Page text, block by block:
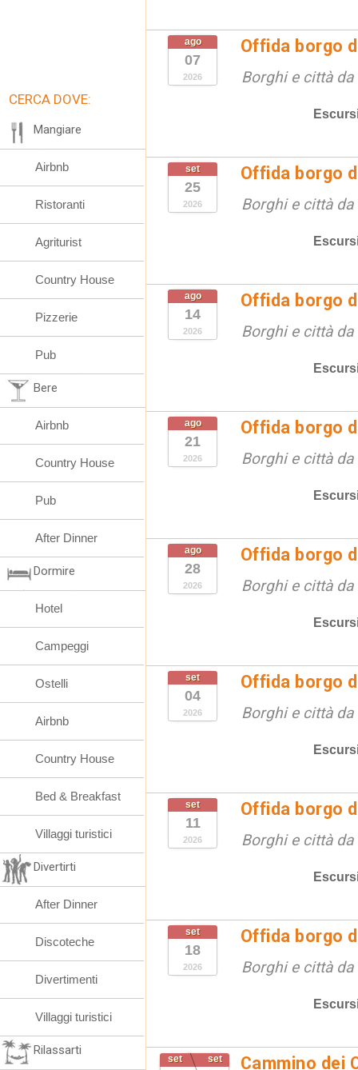
ago
07
2026
Offida borgo
Borghi e città
set
25
2026
Offida borgo
Borghi e città
ago
14
2026
Offida borgo
Borghi e città
ago
21
2026
Offida borgo
Borghi e città
ago
28
2026
Offida borgo
Borghi e città
set
04
2026
Offida borgo
Borghi e città
set
11
2026
Offida borgo
Borghi e città
set
18
2026
Offida borgo
Borghi e città
set set
Cammino dei
CERCA DOVE:
Mangiare
Airbnb
Ristoranti
Agriturist
Country House
Pizzerie
Pub
Bere
Airbnb
Country House
Pub
After Dinner
Dormire
Hotel
Campeggi
Ostelli
Airbnb
Country House
Bed & Breakfast
Villaggi turistici
Divertirti
After Dinner
Discoteche
Divertimenti
Villaggi turistici
Rilassarti